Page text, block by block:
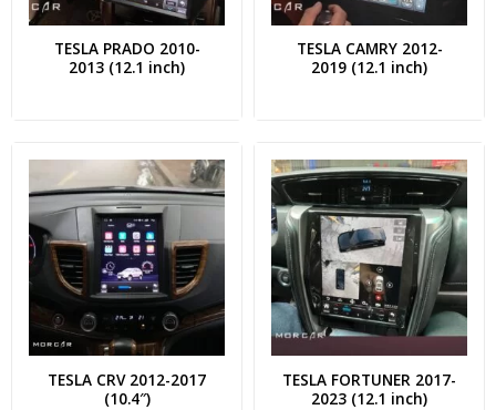
TESLA PRADO 2010-
2013 (12.1 inch)
TESLA CAMRY 2012-
2019 (12.1 inch)
TESLA CRV 2012-2017
(10.4″)
TESLA FORTUNER 2017-
2023 (12.1 inch)